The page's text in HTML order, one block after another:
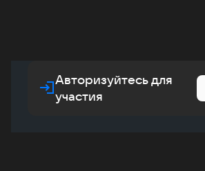
Авторизуйтесь для
участия